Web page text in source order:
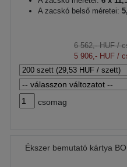
A zacskó belső méretei:
6 562,- HUF/
5 906,- HUF /
csomag
Ékszer bemutató kártya